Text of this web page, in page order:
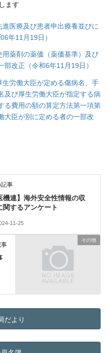
ます
医療及び患者申出療養並びに
年11月19日）
薬剤の薬価（薬価基準）及び
改正（令和6年11月19日）
労働大臣が定める傷病名、手
及び厚生労働大臣が指定する病
る費用の額の算定方法第一項第
大臣が別に定める者の一部改
事
機連】海外安全性情報の収
関するアンケート
11-25
その他
事
だより